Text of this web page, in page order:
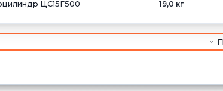
ЦС15Г500 19,0 кг